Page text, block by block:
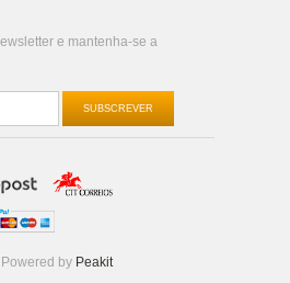
e mantenha-se a
SUBSCREVER
by Peakit